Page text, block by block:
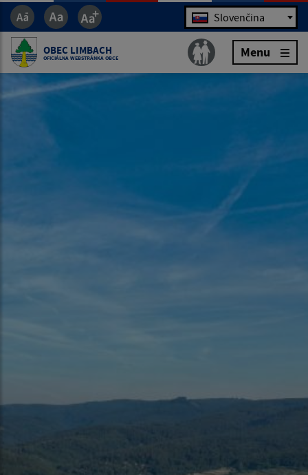
Jazyk Slovenčina
OBEC LIMBACH
OFICIÁLNA WEBSTRÁNKA OBCE Menu